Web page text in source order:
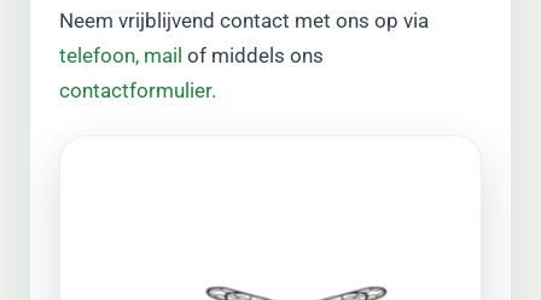
Neem vrijblijvend contact met ons op via
telefoon, mail of middels ons
contactformulier.